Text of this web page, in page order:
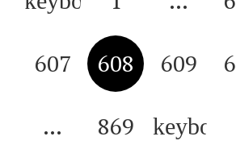
607 608 609
… 869